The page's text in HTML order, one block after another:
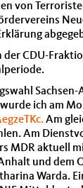
von
CDU-
ich am
Am
Am
MDR aktuell
und
Warda.